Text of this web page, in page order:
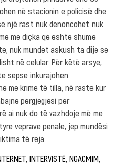
në stacionin e policisë dhe
një rast nuk denoncohet nuk
me diçka që është shumë
nuk mundet askush ta dije se
në celular. Për këtë arsye,
sepse inkurajohen
me krime të tilla, në raste kur
përgjegjësi për
ai nuk do të vazhdoje më me
veprave penale, jep mundësi
të reja.
INTERVISTË NGACMIM